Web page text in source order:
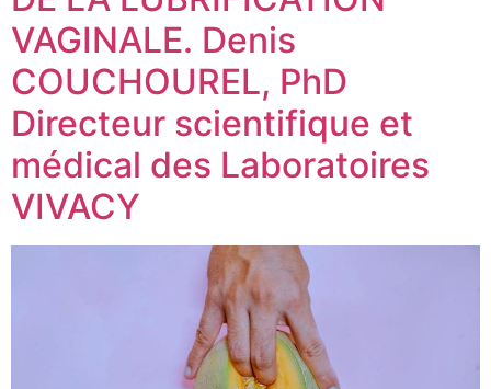
VAGINALE. Denis
COUCHOUREL, PhD
Directeur scientifique et
médical des Laboratoires
VIVACY